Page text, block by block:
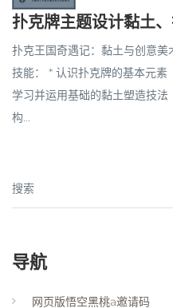
扑克牌主题设计黏土
扑克王国奇遇记：黏土与创意美
技能： * 认识扑克牌的基本元
学习并运用基础的黏土塑造技
构...
搜索
导航
网页版悟空黑桃a邀请码